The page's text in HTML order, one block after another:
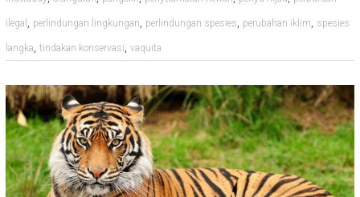
ilegal , perlindungan lingkungan, perlindungan spesies, perubahan iklim, spesies
langka, tindakan konservasi, vaquita